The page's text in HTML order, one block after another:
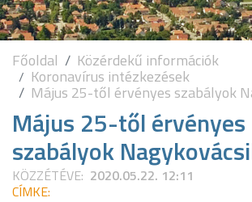
Főoldal Közérdekű információk
Koronavírus intézkezések
Május 25-től érvényes szabályok
Május 25-től érvényes
szabályok
KÖZZÉTÉVE: 2020.05.22. 12:11
CÍMKE: